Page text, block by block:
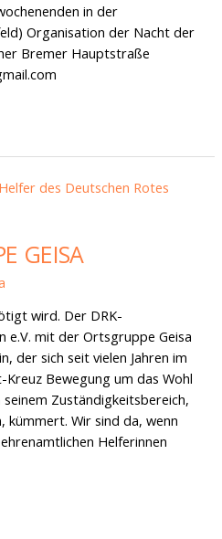
in der
Organisation der Nacht der
Bremer Hauptstraße
GEISA
wird. Der DRK-
e.V. mit der Ortsgruppe Geisa
der sich seit vielen Jahren im
Bewegung um das Wohl
Zuständigkeitsbereich,
kümmert. Wir sind da, wenn
Helferinnen